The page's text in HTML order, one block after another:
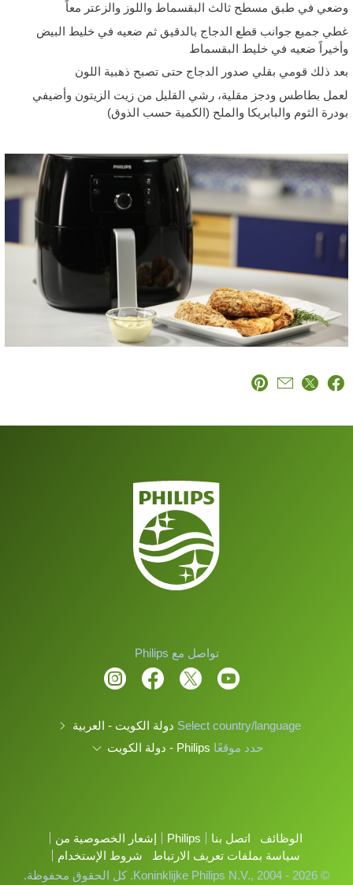
في طبق مسطح ثالث البقسماط واللوز والزعتر معاً
جميع جوانب قطع الدجاج بالدقيق ثم ضعيه في خليط البيض
ضعيه في خليط البقسماط
ذلك قومي بقلي صدور الدجاج حتى تصبح ذهبية اللون
بطاطس ودجز مقلية، رشي القليل من زيت الزيتون وأضيفي
الثوم والبابريكا والملح (الكمية حسب الذوق)
تواصل مع Philips
Select country/language دولة الكويت - العربية
حدد موقعًاPhilips - دولة الكويت
الوظائف اتصل بنا Philips
إشعار الخصوصية من
سياسة بملفات تعريف الارتباط
شروط الإستخدام
© Koninklijke Philips N.V., 2004 - 2026. كل الحقوق محفوظة.